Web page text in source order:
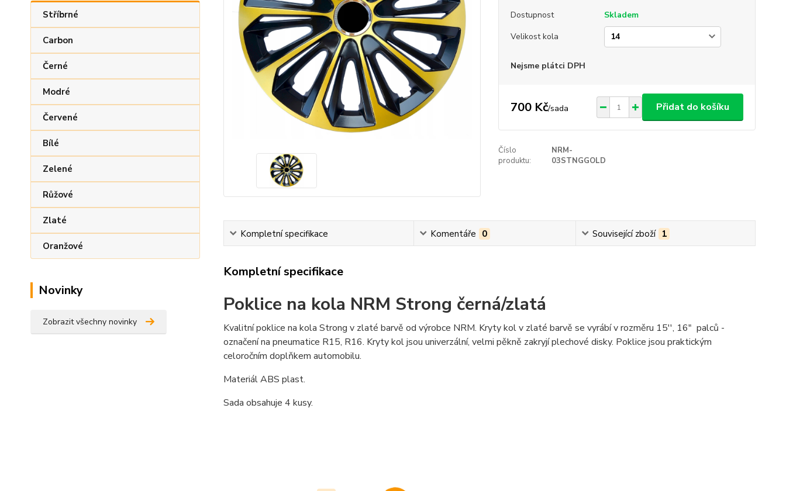
Stříbrné
Carbon
Černé
Modré
Červené
Bílé
Zelené
Růžové
Zlaté
Oranžové
Novinky
Zobrazit všechny novinky
Dostupnost
Skladem
Velikost kola
Nejsme plátci DPH
700 Kč/sada Přidat do košíku
Číslo
produktu:
NRM-
03STNGGOLD
Kompletní specifikace Komentáře 0 Související zboží 1
Kompletní specifikace
Poklice na kola NRM Strong černá/zlatá
Kvalitní poklice na kola Strong v zlaté barvě od výrobce NRM. Kryty kol v zlaté barvě se vyrábí v rozměru 15'', 16" palců -
označení na pneumatice R15, R16. Kryty kol jsou univerzální, velmi pěkně zakryjí plechové disky. Poklice jsou praktickým
celoročním doplňkem automobilu.
Materiál ABS plast.
Sada obsahuje 4 kusy.